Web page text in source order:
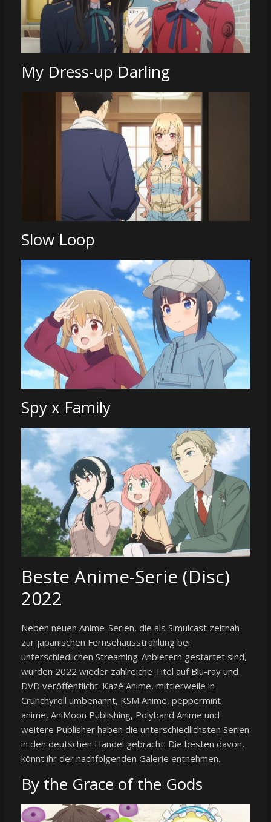
My Dress-up Darling
Slow Loop
Spy x Family
Beste Anime-Serie (Disc)
2022
Neben neuen Anime-Serien, die als Simulcast zeitnah
zur japanischen Fernsehausstrahlung bei
unterschiedlichen Streaming-Anbietern gestartet sind,
wurden 2022 wieder zahlreiche Titel auf Blu-ray und
DVD veröffentlicht. Kazé Anime, mittlerweile in
Crunchyroll umbenannt, KSM Anime, peppermint
anime, AniMoon Publishing, Polyband Anime und
weitere Publisher haben die unterschiedlichsten Serien
in den deutschen Handel gebracht. Die besten davon,
könnt ihr der nachfolgenden Galerie entnehmen.
By the Grace of the Gods